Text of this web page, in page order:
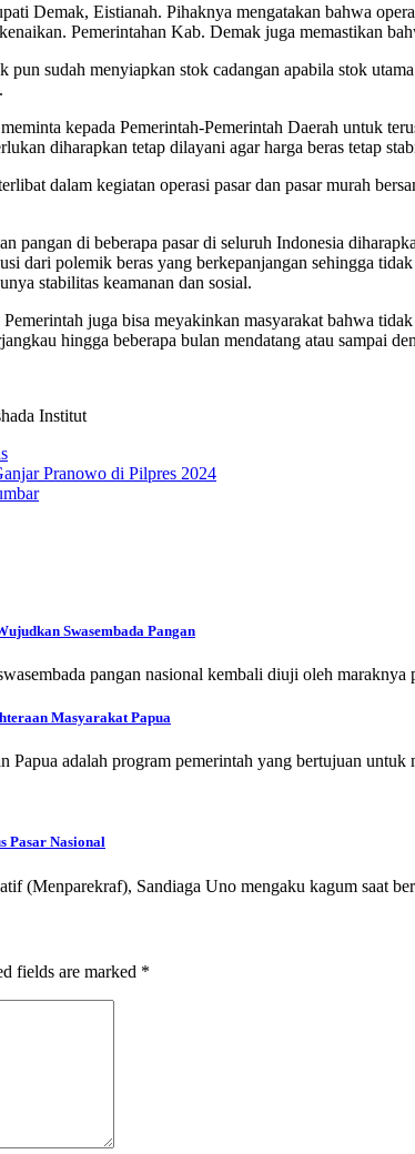
Demak, Eistianah. Pihaknya mengatakan bahwa
Pemerintahan Kab. Demak juga memastikan
pun sudah menyiapkan stok cadangan apabila stok
kepada Pemerintah-Pemerintah Daerah untuk
diharapkan tetap dilayani agar harga beras tetap
dalam kegiatan operasi pasar dan pasar murah
pangan di beberapa pasar di seluruh Indonesia
dari polemik beras yang berkepanjangan sehingga
stabilitas keamanan dan sosial.
juga bisa meyakinkan masyarakat bahwa
hingga beberapa bulan mendatang atau sampai
Institut
Pranowo di Pilpres 2024
Swasembada Pangan
pangan nasional kembali diuji oleh
Masyarakat Papua
Papua adalah program pemerintah yang bertujuan
Pasar Nasional
(Menparekraf), Sandiaga Uno mengaku kagum saat
fields are marked *